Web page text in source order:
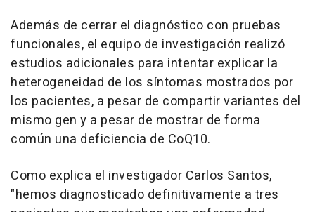
Además de cerrar el diagnóstico con pruebas
funcionales, el equipo de investigación realizó
estudios adicionales para intentar explicar la
heterogeneidad de los síntomas mostrados por
los pacientes, a pesar de compartir variantes del
mismo gen y a pesar de mostrar de forma
común una deficiencia de CoQ10.
Como explica el investigador Carlos Santos,
"hemos diagnosticado definitivamente a tres